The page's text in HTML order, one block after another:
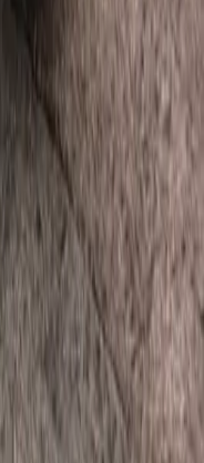
Criptografia
dados em